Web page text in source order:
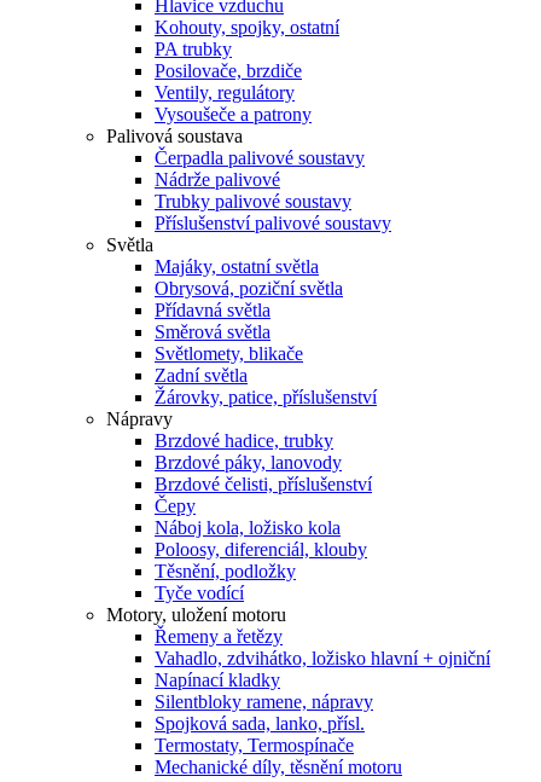
Hlavice vzduchu
Kohouty, spojky, ostatní
PA trubky
Posilovače, brzdiče
Ventily, regulátory
Vysoušeče a patrony
Palivová soustava
Čerpadla palivové soustavy
Nádrže palivové
Trubky palivové soustavy
Příslušenství palivové soustavy
Světla
Majáky, ostatní světla
Obrysová, poziční světla
Přídavná světla
Směrová světla
Světlomety, blikače
Zadní světla
Žárovky, patice, příslušenství
Nápravy
Brzdové hadice, trubky
Brzdové páky, lanovody
Brzdové čelisti, příslušenství
Čepy
Náboj kola, ložisko kola
Poloosy, diferenciál, klouby
Těsnění, podložky
Tyče vodící
Motory, uložení motoru
Řemeny a řetězy
Vahadlo, zdvihátko, ložisko hlavní + ojniční
Napínací kladky
Silentbloky ramene, nápravy
Spojková sada, lanko, přísl.
Termostaty, Termospínače
Mechanické díly, těsnění motoru